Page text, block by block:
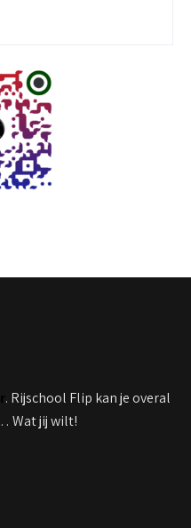
. Rijschool Flip kan je overal
Wat jij wilt!